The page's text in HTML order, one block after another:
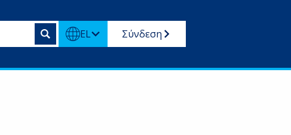
EL Σύνδεση